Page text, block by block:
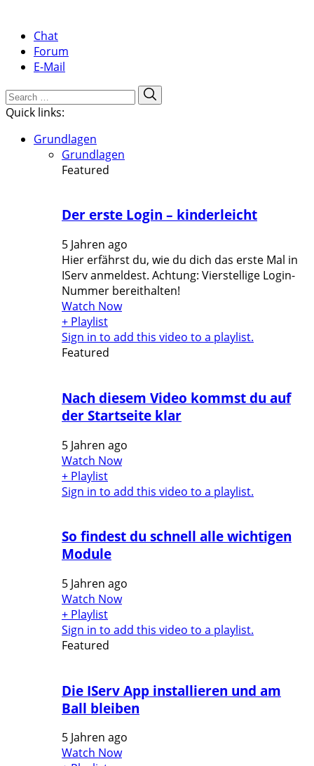
Chat
Forum
E-Mail
Search
for:
Quick links:
Grundlagen
Grundlagen
Featured
Der erste Login – kinderleicht
5 Jahren ago
Hier erfährst du, wie du dich das erste Mal in
IServ anmeldest. Achtung: Vierstellige Login-
Nummer bereithalten!
Watch Now
+ Playlist
Sign in to add this video to a playlist.
Featured
Nach diesem Video kommst du auf
der Startseite klar
5 Jahren ago
Watch Now
+ Playlist
Sign in to add this video to a playlist.
So findest du schnell alle wichtigen
Module
5 Jahren ago
Watch Now
+ Playlist
Sign in to add this video to a playlist.
Featured
Die IServ App installieren und am
Ball bleiben
5 Jahren ago
Watch Now